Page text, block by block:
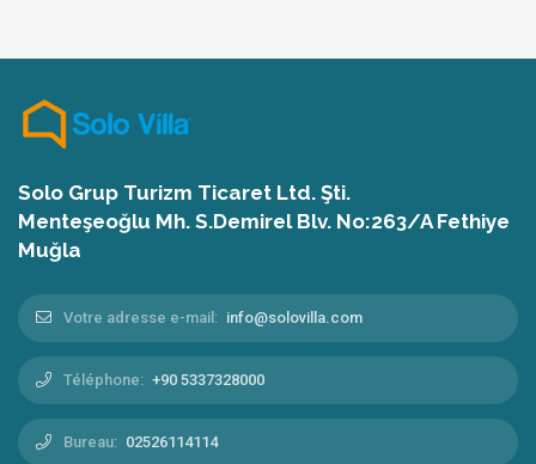
Solo Grup Turizm Ticaret Ltd. Şti.
Menteşeoğlu Mh. S.Demirel Blv. No:263/A Fethiye
Muğla
Votre adresse e-mail: info@solovilla.com
Téléphone: +90 5337328000
Bureau: 02526114114